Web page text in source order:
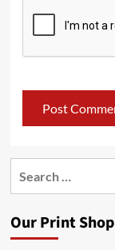
Our Print Shop